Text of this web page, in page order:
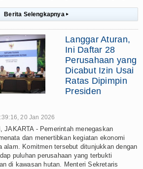
Berita Selengkapnya ▸
Langgar Aturan,
Ini Daftar 28
Perusahaan yang
Dicabut Izin Usai
Ratas Dipimpin
Presiden
20 Jan 2026
JAKARTA - Pemerintah menegaskan
dan menertibkan kegiatan ekonomi
alam. Komitmen tersebut ditunjukkan dengan
puluhan perusahaan yang terbukti
di kawasan hutan. Menteri Sekretaris